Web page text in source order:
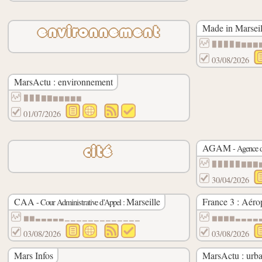
environnement Made in
03/08/2026
MarsActu : environnement
▉▉▉▇▇▆▆▆▆▆
01/07/2026
cité AGAM- Agence
30/04/2026
CAA - Cour Administrative d’Appel :Marseille
▆▆▃▃▃▃▃▁▁▁▁▁▁▁▁▁▁▁▁▁
03/08/2026
France 3 :
03/08/2026
Mars Infos MarsActu :